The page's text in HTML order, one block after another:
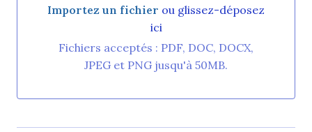
Importez un fichier ou glissez-déposez
ici
Importez un fichier ou glissez-déposez ici
Fichiers acceptés : PDF, DOC, DOCX,
JPEG et PNG jusqu'à 50MB.